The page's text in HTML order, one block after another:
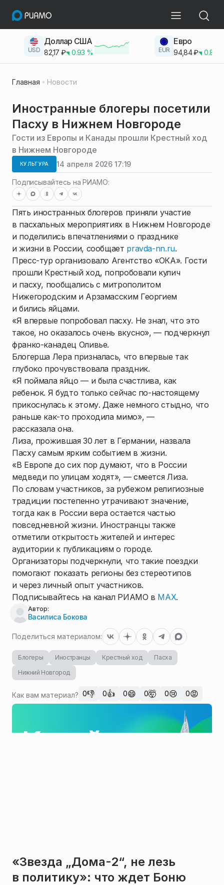
USD
Доллар США
82,17 ₽ 0.93 % EUR
Евро
94,84₽ 0.83
Главная Новости
Иностранные блогеры посетили
Пасху в Нижнем Новгороде
Гости из Европы и Канады прошли Крестный ход
в Нижнем Новгороде
КУЛЬТУРА 14 апреля 2026 17:19
Подписывайтесь на РИАМО:
Пять иностранных блогеров приняли участие
в пасхальных мероприятиях в Нижнем Новгороде
и поделились впечатлениями о празднике
и жизни в России, сообщает pravda-nn.ru.
Пресс-тур организовало Агентство «ОКА». Гости
прошли Крестный ход, попробовали кулич
и пасху, пообщались с митрополитом
Нижегородским и Арзамасским Георгием
и бились яйцами.
«Я впервые попробовал пасху. Не знал, что это
такое, но оказалось очень вкусно», — подчеркнул
франко-канадец Оливье.
Блогерша Лера призналась, что впервые так
глубоко прочувствовала праздник.
«Я поймала яйцо — и была счастлива, как
ребенок. Я будто только сейчас по-настоящему
прикоснулась к этому. Даже немного стыдно, что
раньше как-то проходила мимо», —
рассказала она.
Лиза, прожившая 30 лет в Германии, назвала
Пасху самым ярким событием в жизни.
«В Европе до сих пор думают, что в России
медведи по улицам ходят», — смеется Лиза.
По словам участников, за рубежом религиозные
традиции постепенно утрачивают значение,
тогда как в России вера остается частью
повседневной жизни. Иностранцы также
отметили открытость жителей и интерес
аудитории к публикациям о городе.
Организаторы подчеркнули, что такие поездки
помогают показать регионы без стереотипов
и через личный опыт участников.
Подписывайтесь на канал РИАМО в MAX.
Автор:
Василиса Бокова
Поделиться материалом:
Блогеры Иностранцы Крестный ход
Пасха
Нижний Новгород
Как вам материал? 0👎 0👍 0😄 0🤯 0😢 0😡
«Звезда „Дома-2“, не лезь
в политику»: что ждет Боню